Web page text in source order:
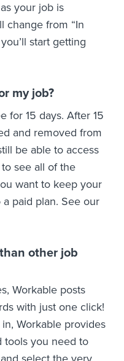
your job is
change from “In
start getting
my job?
for 15 days. After 15
and removed from
be able to access
see all of the
want to keep your
paid plan. See our
other job
Workable posts
with just one click!
Workable provides
tools you need to